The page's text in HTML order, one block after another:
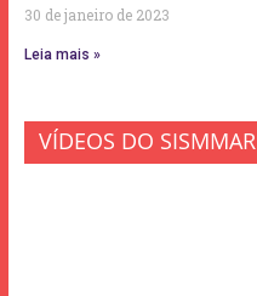
30 de janeiro de 2023
Leia mais »
VÍDEOS DO SISMMAR